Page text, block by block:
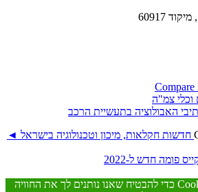
Compare
וכלי צמ"ה
AgriNews חדשות חקלאות, מיכון וטכנולוגיה בישראל ◄
פומה חדש ל-2022
אנו משתמשים בקובצי Cookie כדי להבטיח שאנו נותנים לך את החוויה